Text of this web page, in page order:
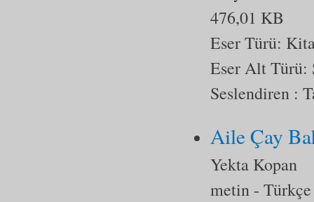
476,01 KB
Eser Türü:
Eser Alt Türü:
Seslendiren :
Aile Çay
Yekta Kopan
metin - Türkçe